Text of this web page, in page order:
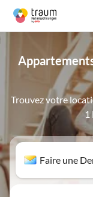
Trouvez votre
1
Faire une